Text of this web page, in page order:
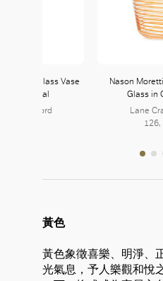
Shop Glass Vase
Deep Coral
Crawford
Nason
Glass in
Lane
126,
黃色
黃色象徵喜樂、明淨、
光氣息，予人樂觀和悅